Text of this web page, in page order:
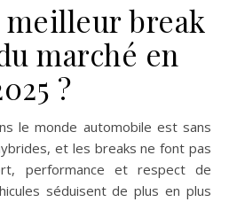
meilleur break
marché en
?
et les breaks ne font pas
performance et respect de
séduisent de plus en plus